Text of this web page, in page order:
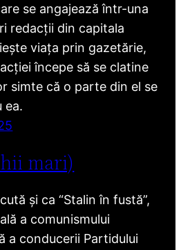
se angajează într-una
redacții din capitala
viața prin gazetărie,
începe să se clatine
simte că o parte din el se
ea.
mari)
și ca “Stalin în fustă”,
a comunismului
a conducerii Partidului